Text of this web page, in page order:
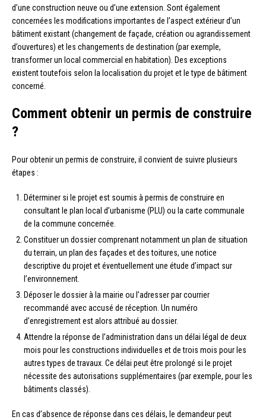
d’une construction neuve ou d’une extension. Sont également
concernées les modifications importantes de l’aspect extérieur d’un
bâtiment existant (changement de façade, création ou agrandissement
d’ouvertures) et les changements de destination (par exemple,
transformer un local commercial en habitation). Des exceptions
existent toutefois selon la localisation du projet et le type de bâtiment
concerné.
Comment obtenir un permis de construire
?
Pour obtenir un permis de construire, il convient de suivre plusieurs
étapes :
Déterminer si le projet est soumis à permis de construire en
consultant le plan local d’urbanisme (PLU) ou la carte communale
de la commune concernée.
Constituer un dossier comprenant notamment un plan de situation
du terrain, un plan des façades et des toitures, une notice
descriptive du projet et éventuellement une étude d’impact sur
l’environnement.
Déposer le dossier à la mairie ou l’adresser par courrier
recommandé avec accusé de réception. Un numéro
d’enregistrement est alors attribué au dossier.
Attendre la réponse de l’administration dans un délai légal de deux
mois pour les constructions individuelles et de trois mois pour les
autres types de travaux. Ce délai peut être prolongé si le projet
nécessite des autorisations supplémentaires (par exemple, pour les
bâtiments classés).
En cas d’absence de réponse dans ces délais, le demandeur peut